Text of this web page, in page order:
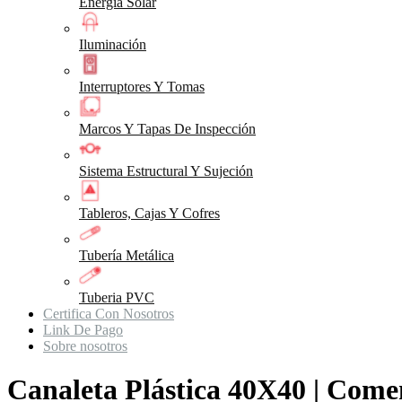
Iluminación
Interruptores Y Tomas
Marcos Y Tapas De Inspección
Sistema Estructural Y Sujeción
Tableros, Cajas Y Cofres
Tubería Metálica
Tuberia PVC
Certifica Con Nosotros
Link De Pago
Sobre nosotros
Canaleta Plástica 40X40 |